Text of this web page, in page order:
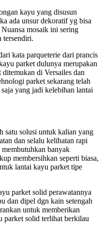
kayu yang disusun
ada unsur dekoratif yg bisa
mosaik ini sering
tersendiri.
kata parqueterie dari prancis
parket dulunya merupakan
di Versailes dan
parket sekarang telah
yang jadi kelebihan lantai
satu solusi untuk kalian yang
dan selalu kelihatan rapi
banyak
membersihkan seperti biasa,
lantai kayu parket tipe
parket solid perawatannya
dan dipel dgn kain setengah
untuk memberikan
parket solid terlihat berkilau